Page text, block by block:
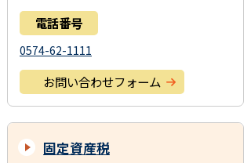
電話番号
0574-62-1111
お問い合わせフォーム
固定資産税